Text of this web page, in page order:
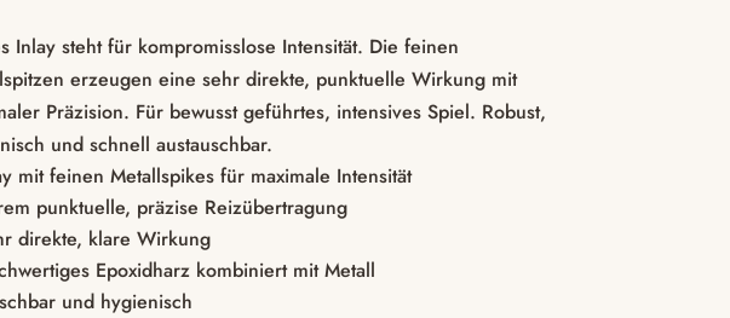
Inlay steht für kompromisslose Intensität. Die feinen
erzeugen eine sehr direkte, punktuelle Wirkung mit
Präzision. Für bewusst geführtes, intensives Spiel. Robust,
und schnell austauschbar.
mit feinen Metallspikes für maximale Intensität
punktuelle, präzise Reizübertragung
direkte, klare Wirkung
Epoxidharz kombiniert mit Metall
und hygienisch